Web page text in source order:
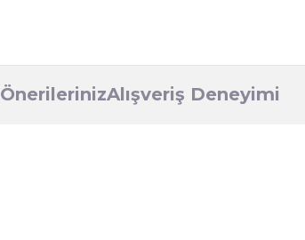
ÖnerilerinizAlışveriş Deneyimi